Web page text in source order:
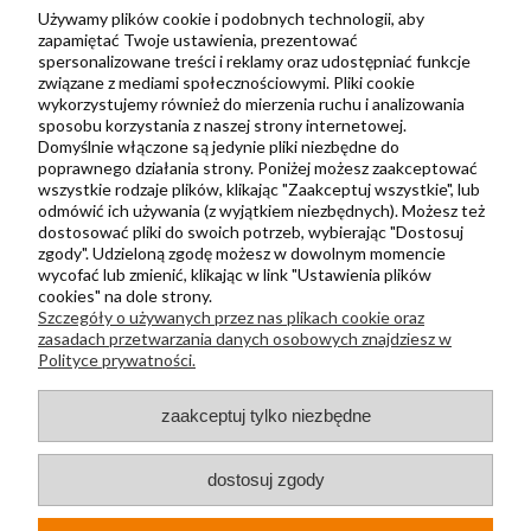
Zbieraj punkty za zakupy
Informacje
Kontakt
Regulamin
Polityka prywatności
Metody wysyłki i płatności
Płatności odroczone PayPo
Zwroty i reklamacje
Newsletter
sklep@kapak.pl
Używamy plików cookie i podobnych technologii, aby
zapamiętać Twoje ustawienia, prezentować
spersonalizowane treści i reklamy oraz udostępniać funkcje
związane z mediami społecznościowymi. Pliki cookie
wykorzystujemy również do mierzenia ruchu i analizowania
sposobu korzystania z naszej strony internetowej.
Domyślnie włączone są jedynie pliki niezbędne do
poprawnego działania strony. Poniżej możesz zaakceptować
wszystkie rodzaje plików, klikając "Zaakceptuj wszystkie", lub
odmówić ich używania (z wyjątkiem niezbędnych). Możesz też
dostosować pliki do swoich potrzeb, wybierając "Dostosuj
zgody". Udzieloną zgodę możesz w dowolnym momencie
wycofać lub zmienić, klikając w link "Ustawienia plików
cookies" na dole strony.
Szczegóły o używanych przez nas plikach cookie oraz
zasadach przetwarzania danych osobowych znajdziesz w
Polityce prywatności.
zaakceptuj tylko niezbędne
dostosuj zgody